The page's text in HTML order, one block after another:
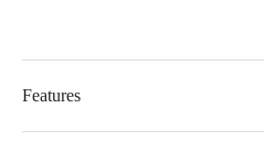
Features